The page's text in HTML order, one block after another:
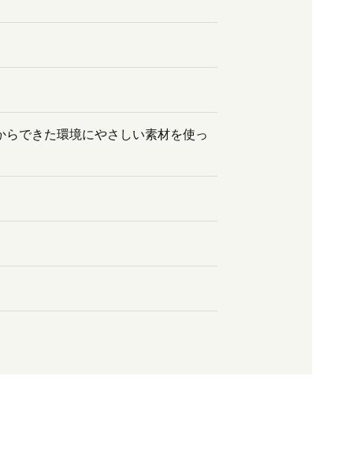
できた環境にやさしい素材を使っ